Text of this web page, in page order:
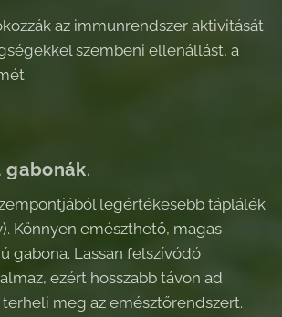
az immunrendszer aktivitását
szembeni ellenállást, a
gabonák.
legértékesebb táplálék
Könnyen emészthető, magas
gabona. Lassan felszívódó
ezért hosszabb távon ad
meg az emésztőrendszert.